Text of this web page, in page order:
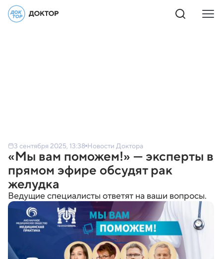
3 сентября 2025, 13:38 Новости Доктора
«Мы вам поможем!» — эксперты в
прямом эфире обсудят рак
желудка
Ведущие специалисты ответят на ваши вопросы.